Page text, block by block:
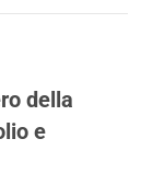
della
e